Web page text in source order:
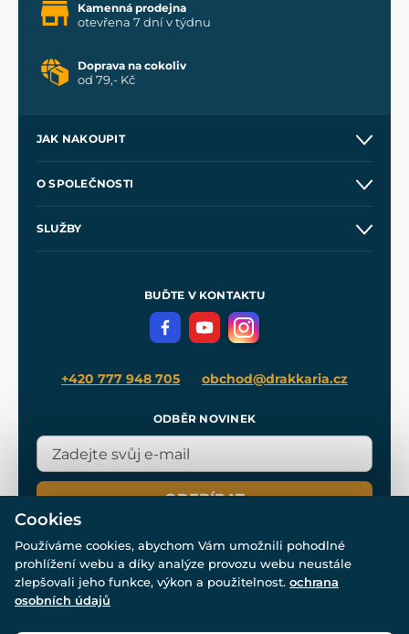
Kamenná prodejna
otevřena 7 dní v týdnu
Doprava na cokoliv
od 79,- Kč
JAK NAKOUPIT
Velkoobchod
O SPOLEČNOSTI
SLUŽBY
Meče pro Kingdom Come
BUĎTE V KONTAKTU
+420 777 948 705 obchod@drakkaria.cz
ODBĚR NOVINEK
ODEBÍRAT
© Všechna práva vyhrazena. www.drakkaria.cz 2007-2026.
Cookies
Používáme cookies, abychom Vám umožnili pohodlné
prohlížení webu a díky analýze provozu webu neustále
zlepšovali jeho funkce, výkon a použitelnost. ochrana
osobních údajů